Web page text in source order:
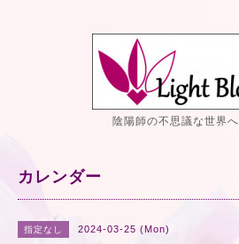
陰陽師の不思議な世界
カレンダー
指定なし 2024-03-25 (Mon)